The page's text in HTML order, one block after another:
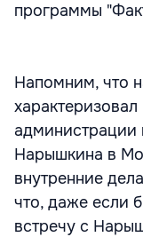
программы
Напомним, что
администрации
Нарышкина в
внутренние
что, даже если
встречу с